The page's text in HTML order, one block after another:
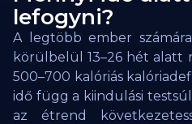
lefogyni?
A legtöbb ember
körülbelül 13–26 hét alatt
500–700 kalóriás
idő függ a kiindulási
az étrend